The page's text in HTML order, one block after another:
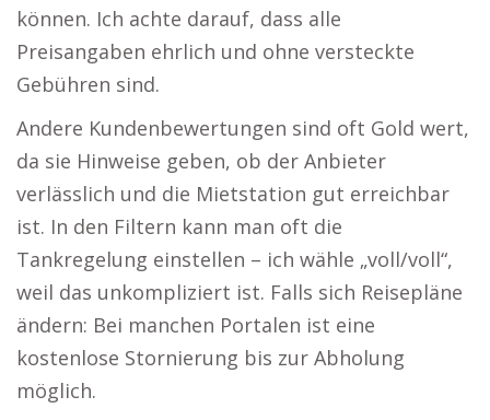
können. Ich achte darauf, dass alle
Preisangaben ehrlich und ohne versteckte
Gebühren sind.
Andere Kundenbewertungen sind oft Gold wert,
da sie Hinweise geben, ob der Anbieter
verlässlich und die Mietstation gut erreichbar
ist. In den Filtern kann man oft die
Tankregelung einstellen – ich wähle „voll/voll“,
weil das unkompliziert ist. Falls sich Reisepläne
ändern: Bei manchen Portalen ist eine
kostenlose Stornierung bis zur Abholung
möglich.